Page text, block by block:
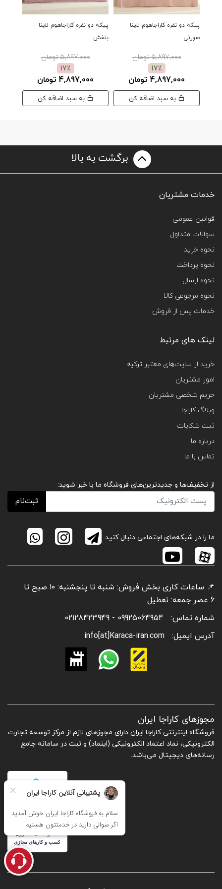
پیکه دو نفره کاراجاهوم لاینا
صورتی
5,897,000 تومان
17٪
4,897,000 تومان
پیکه دو نفره کاراجاهوم لاینا
بنفش
5,897,000 تومان
17٪
4,897,000 تومان
برگشت به بالا
خدمات مشتریان
قوانین عمومی
سوالات متداول
نحوه خرید
نحوه پرداخت
نحوه ارسال
نحوه مرجوعی کالا
خدمات پس از فروش
لینک های مرتبط
خرید از سایت‌های معتبر ترکیه
امور مشتریان
حریم شخصی مشتریان
وبلاگ کاراجا
ثبت شکایات
درباره ما
تماس با ما
از تخفیف‌ها و جدیدترین‌های فروشگاه ما با خبر شوید:
ثبت‌نام
ما را در شبکه‌های اجتماعی دنبال کنید:
📌 ساعات کاری بخش فروش: شنبه تا پنجشنبه: ۱۰ صبح تا
6 عصر جمعه: تعطیل
شماره تماس:
09925064954 - 02128423949
آدرس ایمیل:
info[at]Karaca-iran.com
مجوزهای کاراجا ایران
فروشگاه اینترنتی کاراجا ایران دارای مجوزهای لازم از مرکز توسعه تجارت
الکترونیکی، نماد اعتماد الکترونیکی (اینماد) و ثبت در سامانه جامع
رسانه‌های دیجیتال می‌باشد.